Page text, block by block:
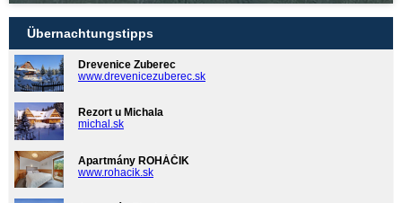
Übernachtungstipps
Drevenice Zuberec
www.drevenicezuberec.sk
Rezort u Michala
michal.sk
Apartmány ROHÁČIK
www.rohacik.sk